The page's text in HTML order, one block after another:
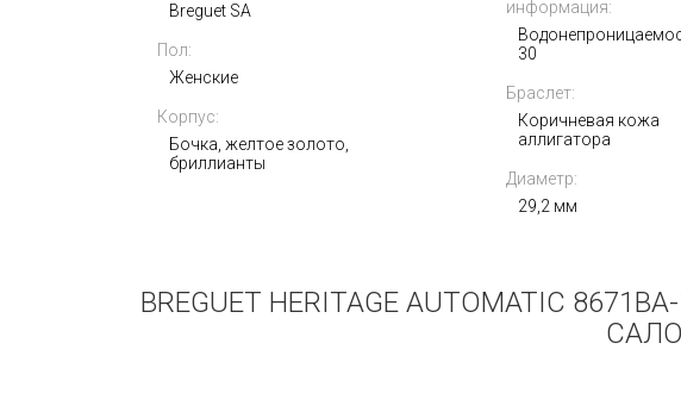
Breguet Marine Big Date 39mm
5817ST/12SV0
770 000i
Breguet SA
Пол:
Женские
Корпус:
Бочка, желтое золото,
бриллианты
информация:
30
Браслет:
Коричневая кожа
аллигатора
Диаметр:
29,2 мм
BREGUET HERITAGE AUTOMATIC